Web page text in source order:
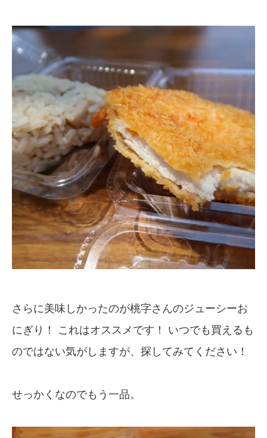
さらに美味しかったのが桃字さんのジューシーお
にぎり！ これはオススメです！ いつでも買えるも
のではない気がしますが、探してみてください！
せっかくなのでもう一品。